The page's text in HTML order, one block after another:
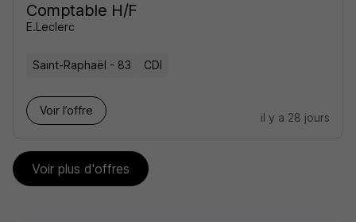
Comptable H/F
E.Leclerc
Saint-Raphaël - 83 CDI
Voir l’offre
il y a 28 jours
Voir plus d'offres